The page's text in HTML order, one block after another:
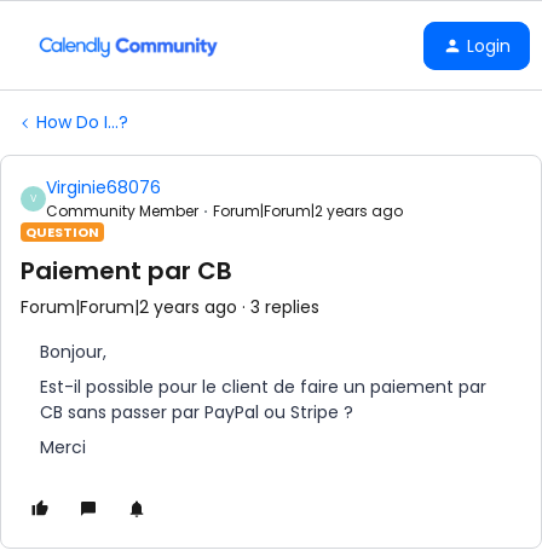
Login
How Do I...?
V Virginie68076
Community Member Forum|Forum|2 years ago
QUESTION
Paiement par CB
Forum|Forum|2 years ago 3 replies
Bonjour,
Est-il possible pour le client de faire un paiement par
CB sans passer par PayPal ou Stripe ?
Merci